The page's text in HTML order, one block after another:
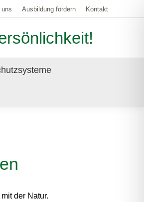
uns Ausbildung fördern Kontakt
der Natur.